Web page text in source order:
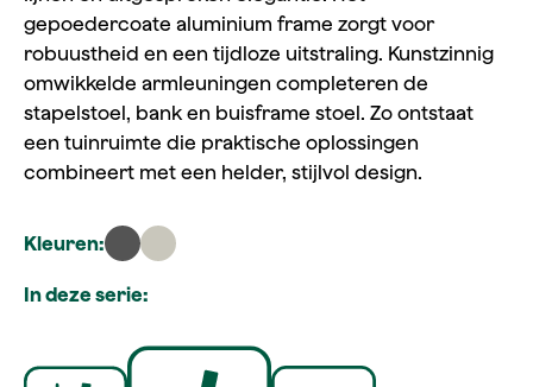
gepoedercoate aluminium frame zorgt voor
robuustheid en een tijdloze uitstraling. Kunstzinnig
omwikkelde armleuningen completeren de
stapelstoel, bank en buisframe stoel. Zo ontstaat
een tuinruimte die praktische oplossingen
combineert met een helder, stijlvol design.
Kleuren:
In deze serie: